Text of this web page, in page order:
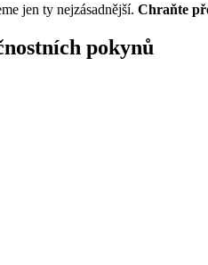
jen ty nejzásadnější. Chraňte
pokynů